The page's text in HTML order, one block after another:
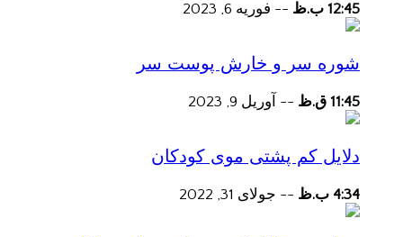
12:45 ب.ظ -- فوریه 6, 2023
شوره سر و خارش پوست سر
11:45 ق.ظ -- آوریل 9, 2023
دلایل کم پشتی موی کودکان
4:34 ب.ظ -- جولای 31, 2022